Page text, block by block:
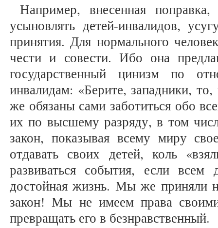
Например, внесенная
усыновлять детей-инвалидов,
принятия. Для нормального
чести и совести. Ибо она
государственный цинизм по
инвалидам: «Берите, западники,
же обязаны сами заботиться обо
их по высшему разряду, в том
закон, показывая всему миру
отдавать своих детей, коль
развиваться события, если всем
достойная жизнь. Мы же приняли
закон! Мы не имеем права
превращать его в безнравственный.